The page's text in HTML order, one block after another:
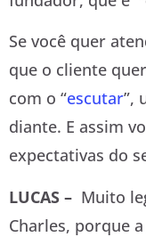
Se você quer
que o cliente
com o “escutar”,
diante. E assim
expectativas do
LUCAS – Muito
Charles, porque